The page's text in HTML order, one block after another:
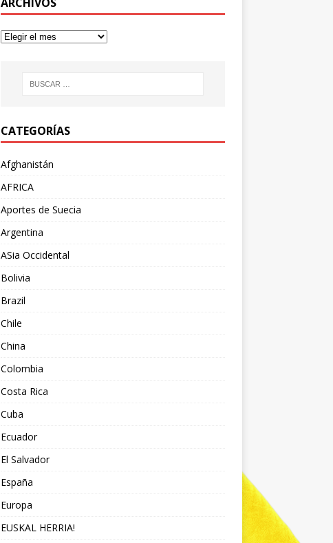
CATEGORÍAS
Afghanistán
AFRICA
Aportes de Suecia
Argentina
ASia Occidental
Bolivia
Brazil
Chile
China
Colombia
Costa Rica
Cuba
Ecuador
El Salvador
España
Europa
EUSKAL HERRIA!